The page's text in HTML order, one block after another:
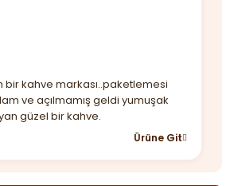
bir kahve markası..paketlemesi
ve açılmamış geldi yumuşak
güzel bir kahve.
Ürüne Git